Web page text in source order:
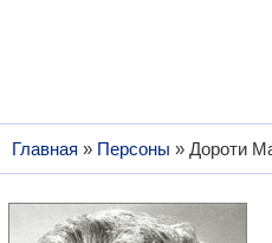
Главная » Персоны » Дороти